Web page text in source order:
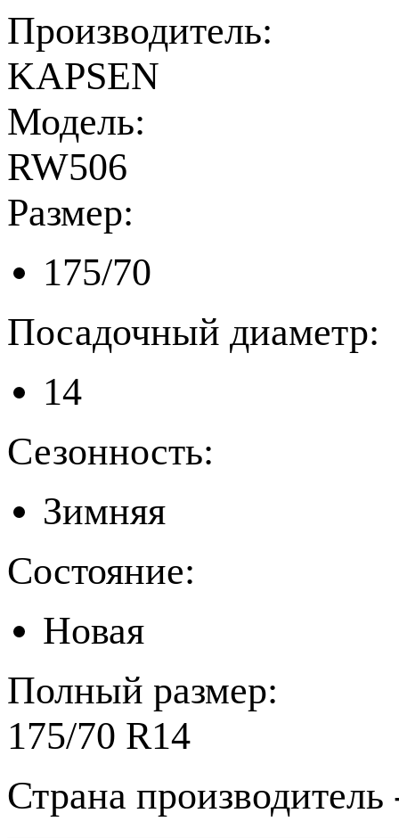
Производитель:
KAPSEN
Модель:
RW506
Размер:
175/70
Посадочный диаметр:
14
Сезонность:
Зимняя
Состояние:
Новая
Полный размер:
175/70 R14
Страна